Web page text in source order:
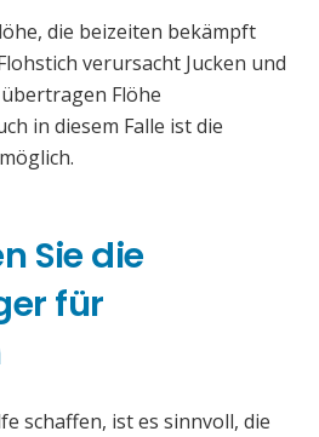
die beizeiten bekämpft
verursacht Jucken und
Flöhe
in diesem Falle ist die
Sie die
für
schaffen, ist es sinnvoll, die